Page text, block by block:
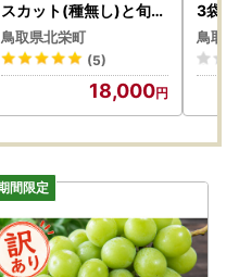
スカット(種無し)と旬の
梨セット 小 ※2026年8
月下旬～9月下旬頃に順
次発送予定 梨
鳥取県北栄町
(5)
18,000
3袋
無洗
キー
鳥取